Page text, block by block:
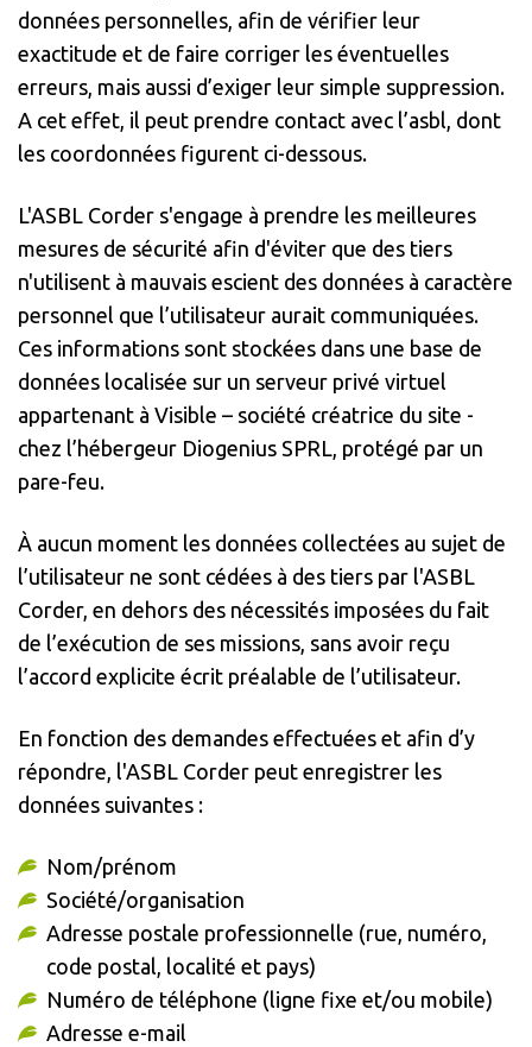
données personnelles, afin de vérifier leur
exactitude et de faire corriger les éventuelles
erreurs, mais aussi d’exiger leur simple suppression.
A cet effet, il peut prendre contact avec l’asbl, dont
les coordonnées figurent ci-dessous.
L'ASBL Corder s'engage à prendre les meilleures
mesures de sécurité afin d'éviter que des tiers
n'utilisent à mauvais escient des données à caractère
personnel que l’utilisateur aurait communiquées.
Ces informations sont stockées dans une base de
données localisée sur un serveur privé virtuel
appartenant à Visible – société créatrice du site -
chez l’hébergeur Diogenius SPRL, protégé par un
pare-feu.
À aucun moment les données collectées au sujet de
l’utilisateur ne sont cédées à des tiers par l'ASBL
Corder, en dehors des nécessités imposées du fait
de l’exécution de ses missions, sans avoir reçu
l’accord explicite écrit préalable de l’utilisateur.
En fonction des demandes effectuées et afin d’y
répondre, l'ASBL Corder peut enregistrer les
données suivantes :
Nom/prénom
Société/organisation
Adresse postale professionnelle (rue, numéro,
code postal, localité et pays)
Numéro de téléphone (ligne fixe et/ou mobile)
Adresse e-mail